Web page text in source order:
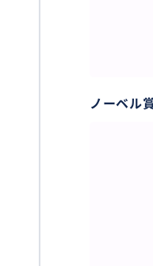
ノーベル